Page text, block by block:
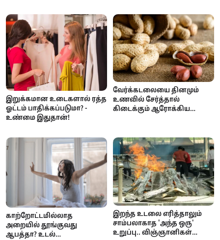
இறுக்கமான உடைகளால் ரத்த
ஓட்டம் பாதிக்கப்படுமா? -
உண்மை இதுதான்!
வேர்க்கடலையை தினமும்
உணவில் சேர்த்தால்
கிடைக்கும் ஆரோக்கிய
காற்றோட்டமில்லாத
அறையில் தூங்குவது
ஆபத்தா? உடல்
இறந்த உடலை எரித்தாலும்
சாம்பலாகாத 'அந்த ஒரு'
உறுப்பு.. விஞ்ஞானிகள்